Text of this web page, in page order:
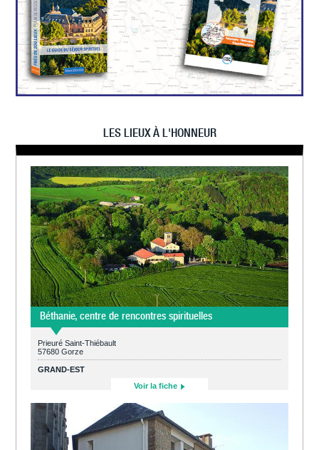
LES LIEUX À L'HONNEUR
Béthanie, centre de rencontres spirituelles
Prieuré Saint-Thiébault
57680 Gorze
GRAND-EST
Voir la fiche